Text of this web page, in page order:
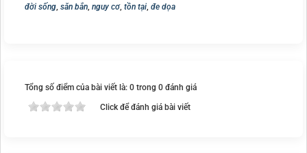
đời sống săn bắn nguy cơ, tồn tại đe dọa
Tổng số điểm của bài viết là: 0 trong 0 đánh giá
Click để đánh giá bài viết